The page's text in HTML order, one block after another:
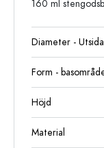
160 ml
Diameter - Utsida
Form -
Höjd
Material